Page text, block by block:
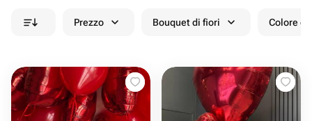
Prezzo Bouquet di fiori Colore